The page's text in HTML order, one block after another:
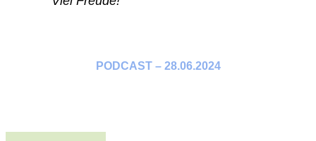
PODCAST – 28.06.2024